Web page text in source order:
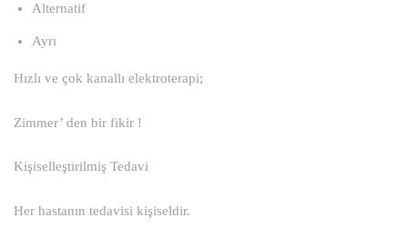
Alternatif
Ayrı
Hızlı ve çok kanallı elektroterapi;
Zimmer’ den bir fikir !
Kişiselleştirilmiş Tedavi
Her hastanın tedavisi kişiseldir.